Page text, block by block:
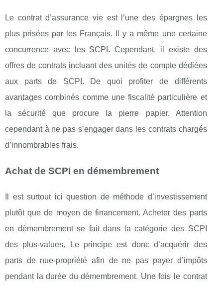
Le contrat d’assurance vie est l’une des épargnes les
plus prisées par les Français. Il y a même une certaine
concurrence avec les SCPI. Cependant, il existe des
offres de contrats incluant des unités de compte dédiées
aux parts de SCPI. De quoi profiter de différents
avantages combinés comme une fiscalité particulière et
la sécurité que procure la pierre papier. Attention
cependant à ne pas s’engager dans les contrats chargés
d’innombrables frais.
Achat de SCPI en démembrement
Il est surtout ici question de méthode d’investissement
plutôt que de moyen de financement. Acheter des parts
en démembrement se fait dans la catégorie des SCPI
des plus-values. Le principe est donc d’acquérir des
parts de nue-propriété afin de ne pas payer d’impôts
pendant la durée du démembrement. Une fois le contrat